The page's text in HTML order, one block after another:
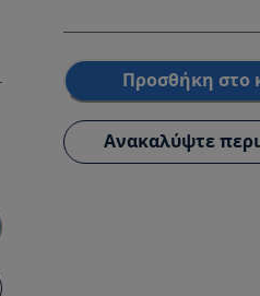
Προσθήκη στο
Ανακαλύψτε